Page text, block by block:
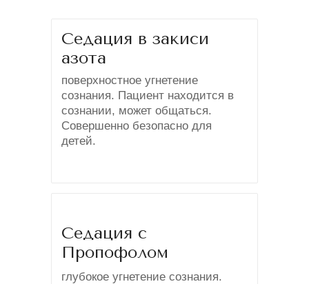
Седация в закиси
азота
поверхностное угнетение
сознания. Пациент находится в
сознании, может общаться.
Совершенно безопасно для
детей.
Седация с
Пропофолом
глубокое угнетение сознания.